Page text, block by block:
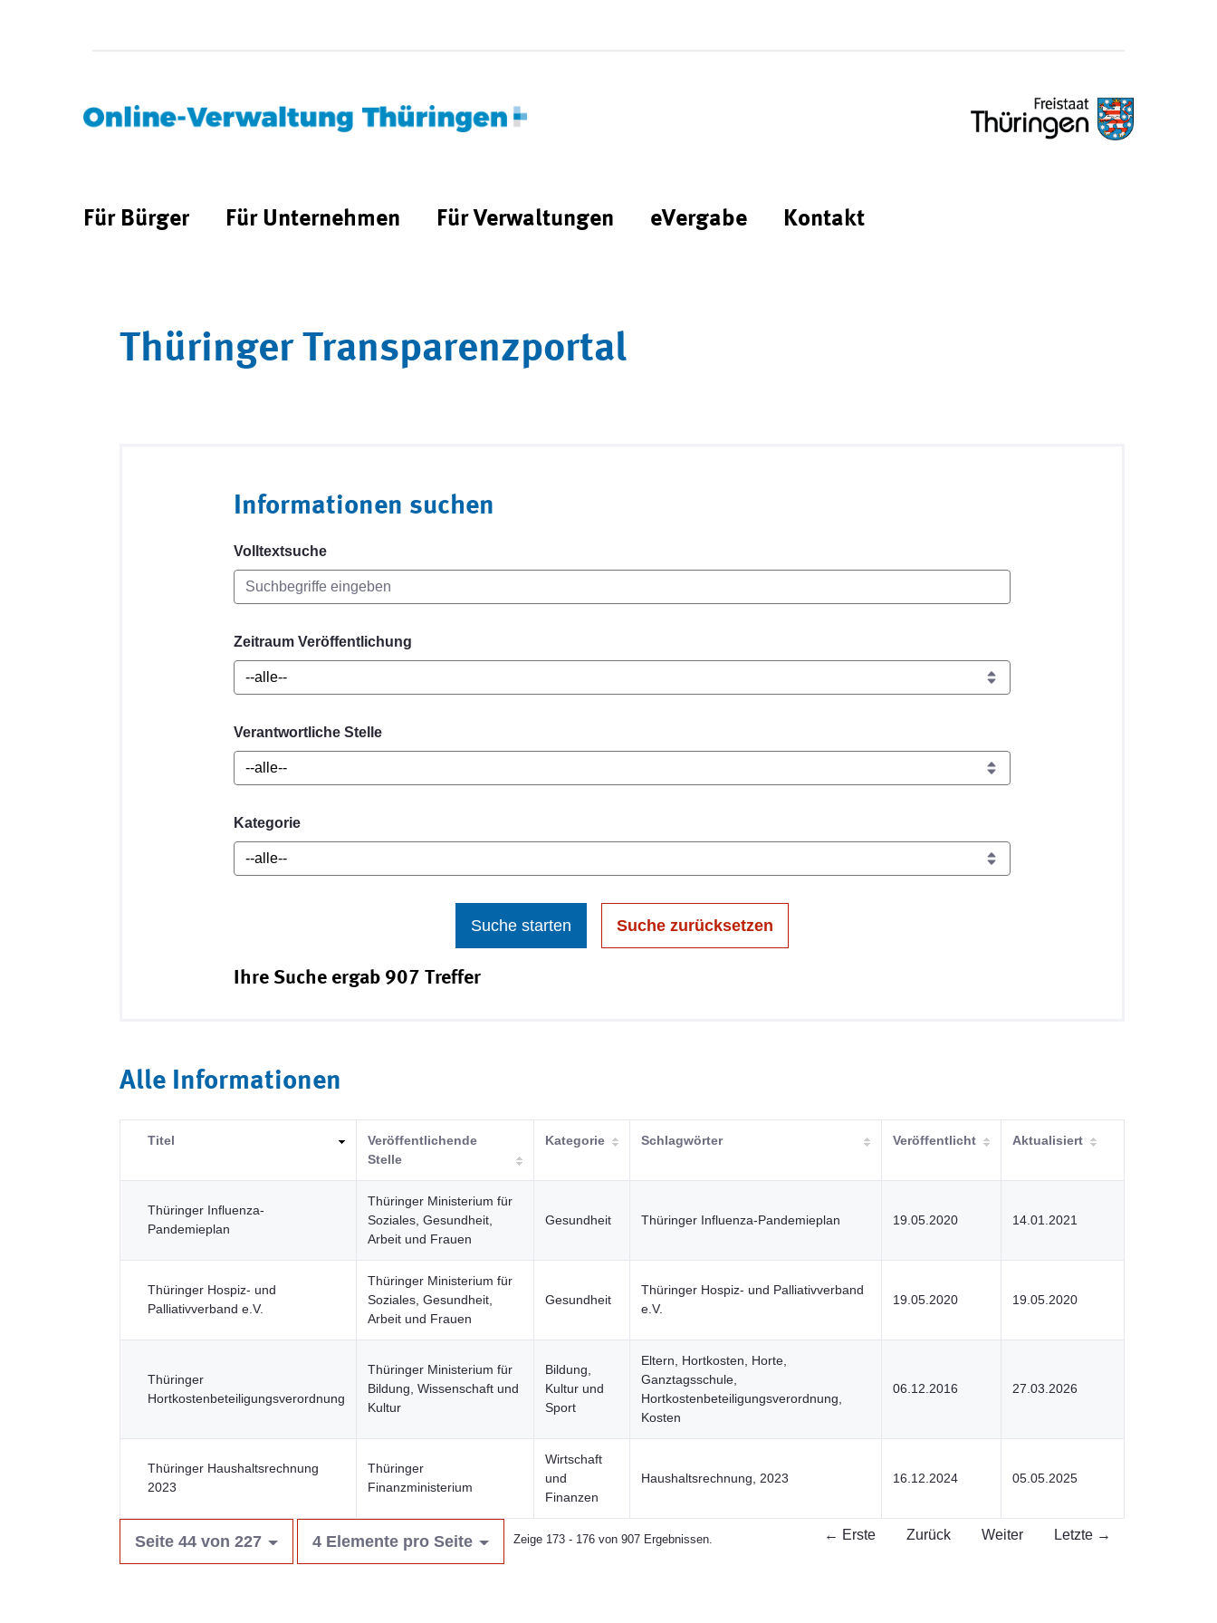
Für Bürger Für Unternehmen Für Verwaltungen eVergabe Kontakt
Thüringer Transparenzportal
Informationen suchen
Volltextsuche
Zeitraum Veröffentlichung
Verantwortliche Stelle
Kategorie
Suche starten Suche zurücksetzen
Ihre Suche ergab 907 Treffer
Alle Informationen
Titel
Veröffentlichende
Stelle
Kategorie Schlagwörter Veröffentlicht Aktualisiert
Thüringer Influenza-
Pandemieplan
Thüringer Ministerium für
Soziales, Gesundheit,
Arbeit und Frauen
Gesundheit Thüringer Influenza-Pandemieplan 19.05.2020 14.01.2021
Thüringer Hospiz- und
Palliativverband e.V.
Thüringer Ministerium für
Soziales, Gesundheit,
Arbeit und Frauen
Gesundheit
Thüringer Hospiz- und Palliativverband
e.V.
19.05.2020 19.05.2020
Thüringer
Hortkostenbeteiligungsverordnung
Thüringer Ministerium für
Bildung, Wissenschaft und
Kultur
Bildung,
Kultur und
Sport
Eltern, Hortkosten, Horte,
Ganztagsschule,
Hortkostenbeteiligungsverordnung,
Kosten
06.12.2016 27.03.2026
Thüringer Haushaltsrechnung
2023
Thüringer
Finanzministerium
Wirtschaft
und
Finanzen
Haushaltsrechnung, 2023 16.12.2024 05.05.2025
Seite 44 von 227 4 Elemente pro Seite Zeige 173 - 176 von 907 Ergebnissen. ← Erste Zurück Weiter Letzte →